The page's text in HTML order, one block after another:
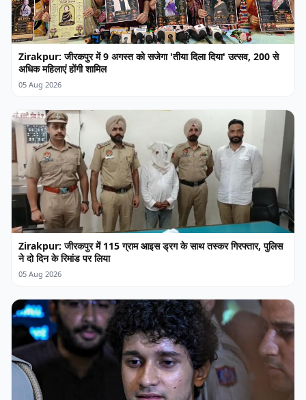
Zirakpur: जीरकपुर में 9 अगस्त को सजेगा 'तीया दिला दिया' उत्सव, 200 से
अधिक महिलाएं होंगी शामिल
05 Aug 2026
Zirakpur: जीरकपुर में 115 ग्राम आइस ड्रग के साथ तस्कर गिरफ्तार, पुलिस
ने दो दिन के रिमांड पर लिया
05 Aug 2026